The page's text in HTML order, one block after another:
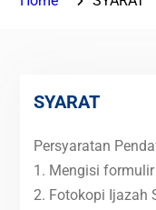
SYARAT
Persyaratan
1. Mengisi
2. Fotokopi Ijazah